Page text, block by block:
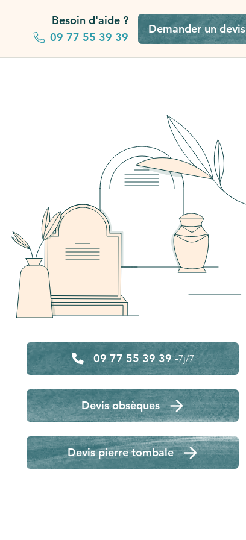
Besoin d'aide ?
09 77 55 39 39
Demander un devis
09 77 55 39 39 -7j/7
Devis obsèques
Devis pierre tombale